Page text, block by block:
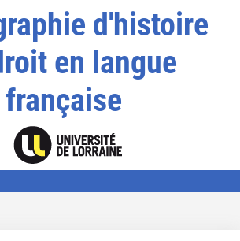
d'histoire
en langue
française